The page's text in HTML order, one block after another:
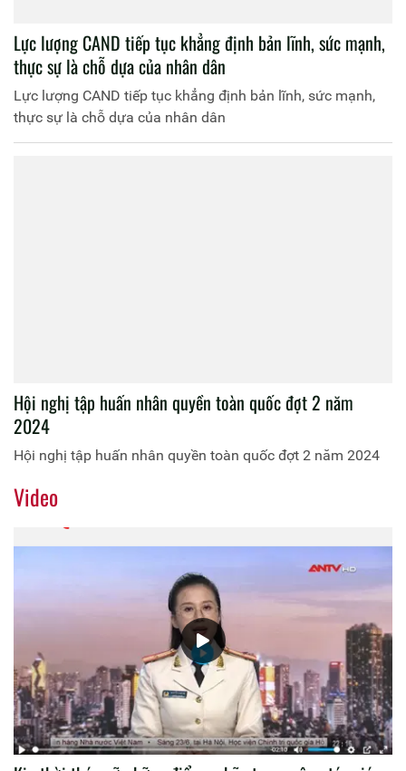
Lực lượng CAND tiếp tục khẳng định bản lĩnh, sức mạnh,
thực sự là chỗ dựa của nhân dân
Lực lượng CAND tiếp tục khẳng định bản lĩnh, sức mạnh,
thực sự là chỗ dựa của nhân dân
Hội nghị tập huấn nhân quyền toàn quốc đợt 2 năm
2024
Hội nghị tập huấn nhân quyền toàn quốc đợt 2 năm 2024
Video